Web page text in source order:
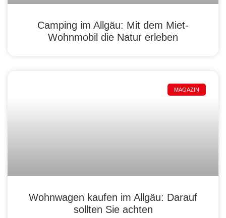
Camping im Allgäu: Mit dem Miet-
Wohnmobil die Natur erleben
MAGAZIN
Wohnwagen kaufen im Allgäu: Darauf
sollten Sie achten